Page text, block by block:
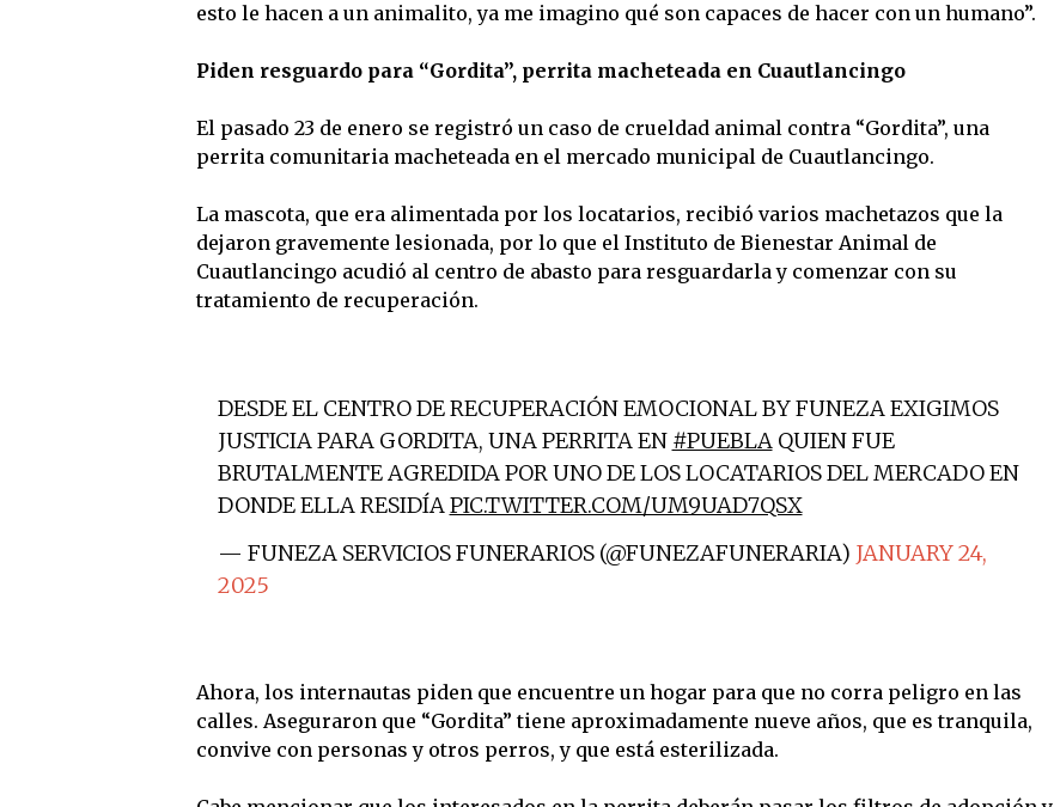
esto le hacen a un animalito, ya me imagino qué son capaces de hacer con un humano”.
Piden resguardo para “Gordita”, perrita macheteada en Cuautlancingo
El pasado 23 de enero se registró un caso de crueldad animal contra “Gordita”, una
perrita comunitaria macheteada en el mercado municipal de Cuautlancingo.
La mascota, que era alimentada por los locatarios, recibió varios machetazos que la
dejaron gravemente lesionada, por lo que el Instituto de Bienestar Animal de
Cuautlancingo acudió al centro de abasto para resguardarla y comenzar con su
tratamiento de recuperación.
DESDE EL CENTRO DE RECUPERACIÓN EMOCIONAL BY FUNEZA EXIGIMOS
JUSTICIA PARA GORDITA, UNA PERRITA EN #PUEBLAQUIEN FUE
BRUTALMENTE AGREDIDA POR UNO DE LOS LOCATARIOS DEL MERCADO EN
DONDE ELLA RESIDÍAPIC.TWITTER.COM/UM9UAD7QSX
— FUNEZA SERVICIOS FUNERARIOS (@FUNEZAFUNERARIA) JANUARY 24,
2025
Ahora, los internautas piden que encuentre un hogar para que no corra peligro en las
calles. Aseguraron que “Gordita” tiene aproximadamente nueve años, que es tranquila,
convive con personas y otros perros, y que está esterilizada.